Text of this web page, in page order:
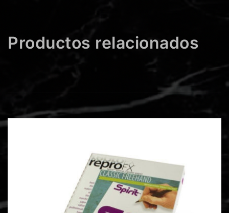
Productos relacionados